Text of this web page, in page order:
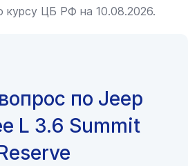
курсу ЦБ РФ на 10.08.2026.
по Jeep
L 3.6 Summit